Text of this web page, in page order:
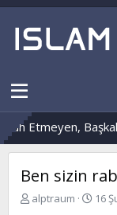
Başkalarını
Ben sizin
K
alptraum
B16